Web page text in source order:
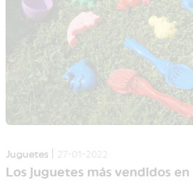
Juguetes 27-01-2022
Los juguetes más vendidos en